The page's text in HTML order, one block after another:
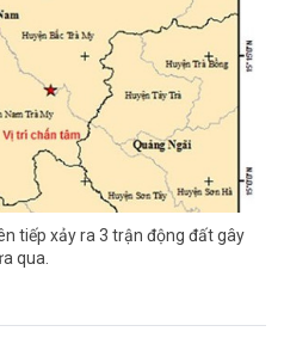
tiếp xảy ra 3 trận động đất gây
qua.